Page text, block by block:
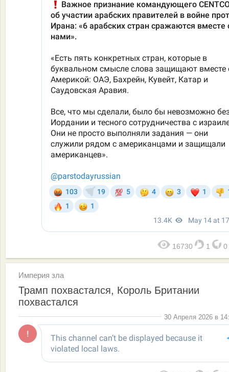
16730 1 0
Империя зла
Трамп похвастался, Король Британии
похвастался
30 Апреля 2026 в